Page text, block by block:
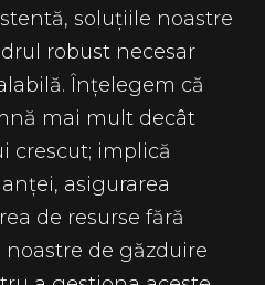
soluțiile noastre
robust necesar
Înțelegem că
mai mult decât
crescut; implică
asigurarea
de resurse fără
de găzduire